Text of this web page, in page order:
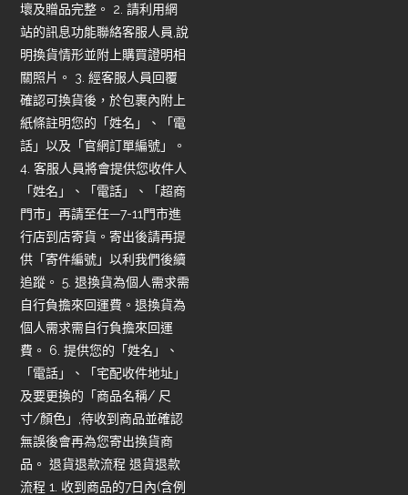
壞及贈品完整。 2. 請利用網
站的訊息功能聯絡客服人員,說
明換貨情形並附上購買證明相
關照片。 3. 經客服人員回覆
確認可換貨後，於包裹內附上
紙條註明您的「姓名」、「電
話」以及「官網訂單編號」。
4. 客服人員將會提供您收件人
「姓名」、「電話」、「超商
門市」再請至任—7-11門市進
行店到店寄貨。寄出後請再提
供「寄件編號」以利我們後續
追蹤。 5. 退換貨為個人需求需
自行負擔來回運費。退換貨為
個人需求需自行負擔來回運
費。 6. 提供您的「姓名」、
「電話」、「宅配收件地址」
及要更換的「商品名稱/ 尺
寸/顏色」,待收到商品並確認
無誤後會再為您寄出換貨商
品。 退貨退款流程 退貨退款
流程 1. 收到商品的7日內(含例